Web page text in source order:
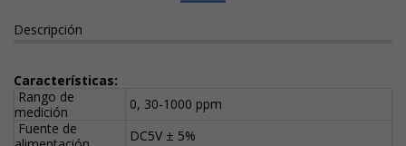
Descripción
Características:
Rango de
medición
0, 30-1000 ppm
Fuente de
DC5V ± 5%